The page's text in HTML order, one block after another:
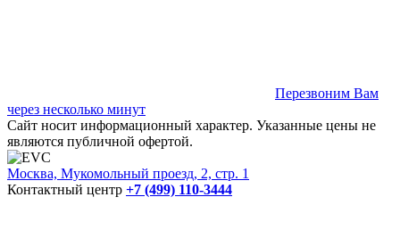
Перезвоним Вам
через несколько минут
Сайт носит информационный характер. Указанные цены не
являются публичной офертой.
Москва, Мукомольный проезд, 2, стр. 1
Контактный центр +7 (499) 110-3444